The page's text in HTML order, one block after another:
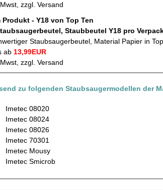
zzgl. Versand
Produkt - Y18 von Top Ten
10 Staubsaugerbeutel,
Staubsaugerbeutel, Material Papier in
ab 13,99EUR
zzgl. Versand
zu folgenden Staubsaugermodellen der
Imetec 08020
Imetec 08024
Imetec 08026
Imetec 70301
Imetec Mousy
Imetec Smicrob